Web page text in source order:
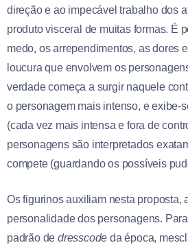
direção e ao impecável trabalho dos
produto visceral de muitas formas. É
medo, os arrependimentos, as dores
loucura que envolvem os
verdade começa a surgir naquele
o personagem mais intenso, e exibe-
(cada vez mais intensa e fora de
personagens são interpretados
compete (guardando os possíveis
Os figurinos auxiliam nesta proposta,
personalidade dos personagens.
padrão de dresscode da época,